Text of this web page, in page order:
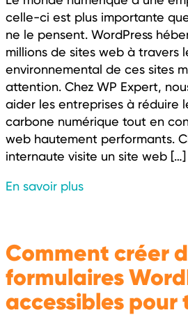
celle-ci est plus importante
ne le pensent. WordPress
millions de sites web à travers
environnemental de ces sites
attention. Chez WP Expert,
aider les entreprises à réduire
carbone numérique tout en
web hautement performants.
internaute visite un site web […]
En savoir plus
Comment créer
formulaires
accessibles pour